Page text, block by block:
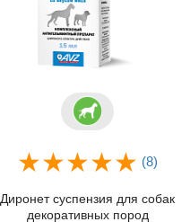
(8)
Диронет суспензия для собак
декоративных пород